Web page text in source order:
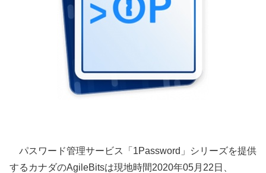
パスワード管理サービス「1Password」シリーズを提供
するカナダのAgileBitsは現地時間2020年05月22日、